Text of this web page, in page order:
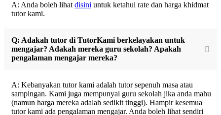
A: Anda boleh lihat disini untuk ketahui rate dan harga khidmat
tutor kami.
Q: Adakah tutor di TutorKami berkelayakan untuk
mengajar? Adakah mereka guru sekolah? Apakah
pengalaman mengajar mereka?
A: Kebanyakan tutor kami adalah tutor sepenuh masa atau
sampingan. Kami juga mempunyai guru sekolah jika anda mahu
(namun harga mereka adalah sedikit tinggi). Hampir kesemua
tutor kami ada pengalaman mengajar. Anda boleh lihat sendiri